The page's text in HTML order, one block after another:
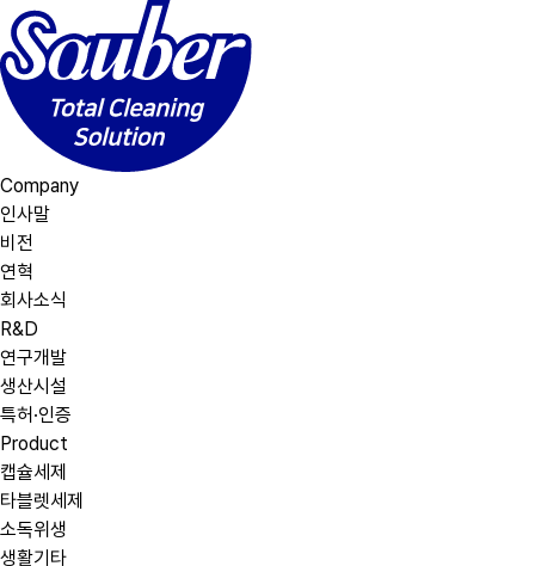
Company
인사말
비전
연혁
회사소식
R&D
연구개발
생산시설
특허·인증
Product
캡슐세제
타블렛세제
소독위생
생활기타